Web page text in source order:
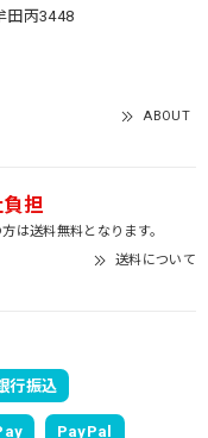
田丙3448
ABOUT
担
は送料無料となります。
送料について
行振込
PayPal